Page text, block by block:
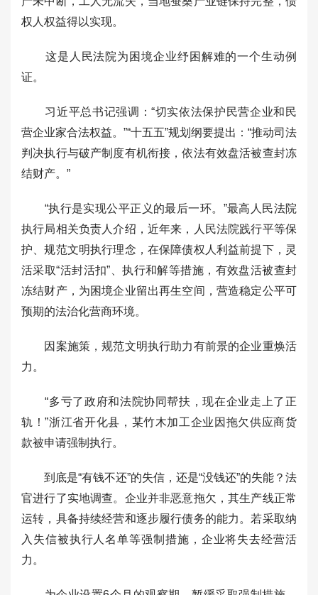
权人权益得以实现。
这是人民法院为困境企业纾困解难的一个生动例
证。
习近平总书记强调：“切实依法保护民营企业和民
营企业家合法权益。”“十五五”规划纲要提出：“推动司法
判决执行与破产制度有机衔接，依法有效盘活被查封冻
结财产。”
“执行是实现公平正义的最后一环。”最高人民法院
执行局相关负责人介绍，近年来，人民法院践行平等保
护、规范文明执行理念，在保障债权人利益前提下，灵
活采取“活封活扣”、执行和解等措施，有效盘活被查封
冻结财产，为困境企业留出再生空间，营造稳定公平可
预期的法治化营商环境。
因案施策，规范文明执行助力有前景的企业重焕活
力。
“多亏了政府和法院协同帮扶，现在企业走上了正
轨！”浙江省开化县，某竹木加工企业因拖欠供应商货
款被申请强制执行。
到底是“有钱不还”的失信，还是“没钱还”的失能？法
官进行了实地调查。企业并非恶意拖欠，其生产线正常
运转，具备持续经营和逐步履行债务的能力。若采取纳
入失信被执行人名单等强制措施，企业将失去经营活
力。